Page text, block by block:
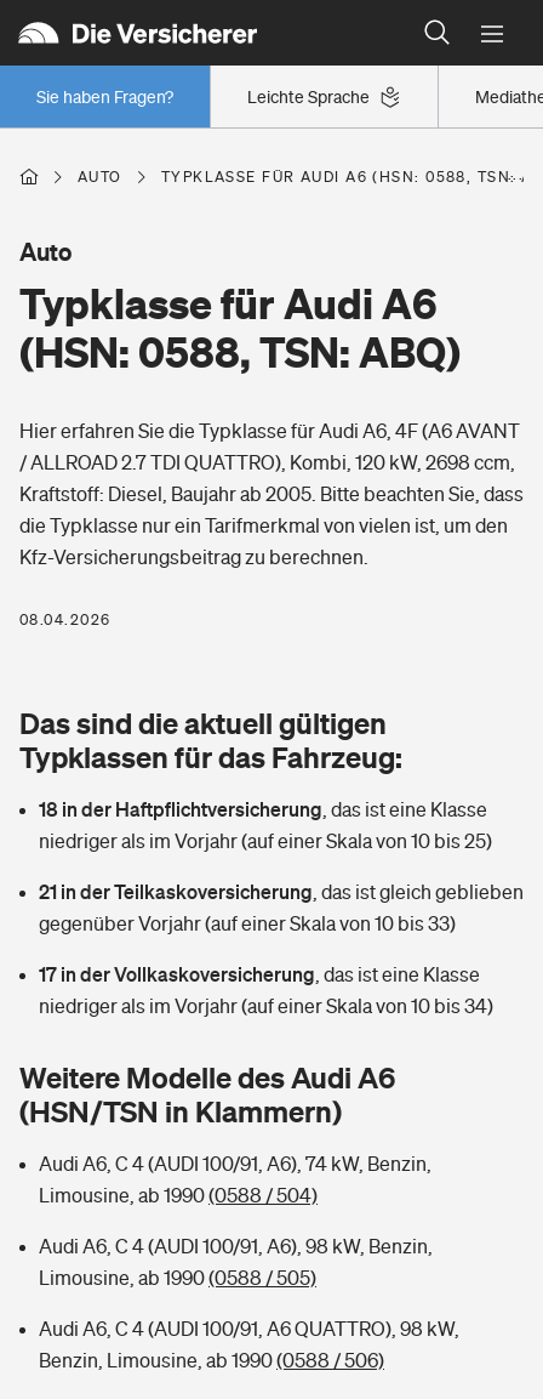
Leichte Sprache
Sie haben Fragen?
Wer versichert was: Jetzt Versicherer finden
Regionalklassen: So ist Ihre Region eingestuft
Wer versichert was: Jetzt Versicherer finden
Berufsunfähigkeitsversicherung
Erwerbsunfähigkeitsversicherung
Grundfähigkeitsversicherung
Arbeitsrechtsschutz
Berufshaftpflichtversicherung
Zur Übersicht
Tools
Wer versichert was: Jetzt Versicherer finden
Sie haben Fragen?
Wohnen
Elementarversicherung
Glasversicherung
Mietkautionsversicherung
Restkreditversicherung
Zur Übersicht
Tools
Wer versichert was: Jetzt Versicherer finden
Sie haben Fragen?
Freizeit
Pri­vate Haft­pflicht­
Kinderunfall­ver­si­che­rung
Kinderinvalidität
Reiseversicherung
Pferdehalter-Haftpflicht
Handyversicherung
Musikinstrumentenversicherung
Zur Übersicht
Tools
Gesundheit
Private Krankenversicherung
Dread-Disease-Versicherung
Tierkrankenversicherung
Sie haben Fragen?
Rentenrechner: Wie viel Geld bekomme ich im Alter?
AUTO TYPKLASSE FÜR AUDI A6 (HSN: 0588, TSN:
Typklasse für Audi A6
(HSN: 0588, TSN: ABQ)
Auto
Hier erfahren Sie die Typklasse für Audi A6, 4F (A6 AVANT
/ ALLROAD 2.7 TDI QUATTRO), Kombi, 120 kW, 2698 ccm,
Kraftstoff: Diesel, Baujahr ab 2005. Bitte beachten Sie, dass
die Typklasse nur ein Tarifmerkmal von vielen ist, um den
Kfz-Versicherungsbeitrag zu berechnen.
08.04.2026
Das sind die aktuell gültigen
Typklassen für das Fahrzeug:
18 in der Haftpflichtversicherung das ist eine Klasse
niedriger als im Vorjahr (auf einer Skala von 10 bis 25)
21 in der Teilkaskoversicherung das ist gleich geblieben
gegenüber Vorjahr (auf einer Skala von 10 bis 33)
17 in der Vollkaskoversicherung das ist eine Klasse
niedriger als im Vorjahr (auf einer Skala von 10 bis 34)
Weitere Modelle des Audi A6
(HSN/TSN in Klammern)
Audi A6, C 4 (AUDI 100/91, A6), 74 kW, Benzin,
Limousine, ab 1990(0588 / 504)
Audi A6, C 4 (AUDI 100/91, A6), 98 kW, Benzin,
Limousine, ab 1990(0588 / 505)
Audi A6, C 4 (AUDI 100/91, A6 QUATTRO), 98 kW,
Benzin, Limousine, ab 1990(0588 / 506)